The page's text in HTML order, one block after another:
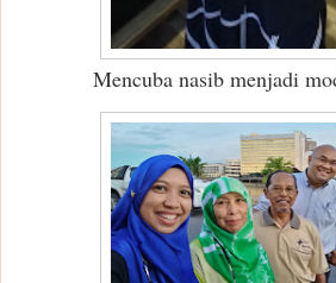
Mencuba nasib menjadi